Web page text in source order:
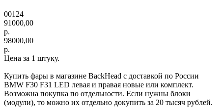
00124
91000,00
р.
98000,00
р.
Цена за 1 штуку.
Купить фары в магазине BackHead с доставкой по России
BMW F30 F31 LED левая и правая новые или комплект.
Возможна покупка по отдельности. Если нужны блоки
(модули), то можно их отдельно докупить за 20 тысяч рублей.